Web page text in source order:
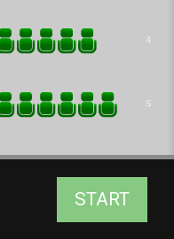
START